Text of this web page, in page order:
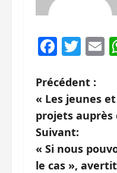
N
a
v
i
Précédent :
« Les jeunes
projets auprès
Suivant:
« Si nous
le cas »,